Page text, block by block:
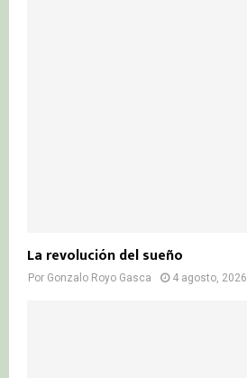
La revolución del sueño
Por Gonzalo Royo Gasca 4 agosto, 2026